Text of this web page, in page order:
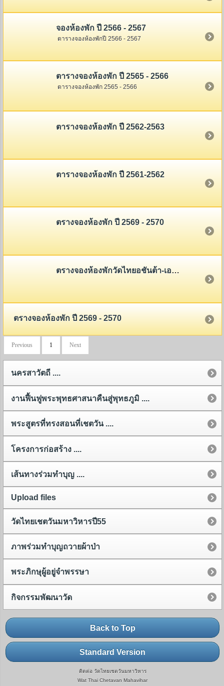
จองห้องพัก ปี 2566 - 2567
ตารางจองห้องพักปี 2566 - 2567
ตารางจองห้องพัก ปี 2565 - 2566
ตารางจองห้องพัก 2565 - 2566
ตารางจองห้องพัก ปี 2562-2563
ตารางจองห้องพัก ปี 2561-2562
ตรางจองห้องพัก ปี 2569 - 2570
ตรางจองห้องพักวัดไทยอชันต้า-เอลโลลร่า 2568-2569
ตรางจองห้องพัก ปี 2569 - 2570
Previous 1 Next
นครสาวัตถี ....
งานฟื้นฟูพระพุทธศาสนาคืนสู่พุทธภูมิ ....
พระสูตรที่ทรงสอนที่เชตวัน ....
โครงการก่อสร้าง ....
เส้นทางร่วมทำบุญ ....
Upload files
วัดไทยเชตวันมหาวิหารปี55
ภาพร่วมทำบุญถวายผ้าป่า
พระภิกษุผู้อยู่จำพรรษา
กิจกรรมพัฒนาวัด
Back to Top
Standard Version
ติดต่อ วัดไทยเชตวันมหาวิหาร
Wat Thai Chetavan Mahavihar